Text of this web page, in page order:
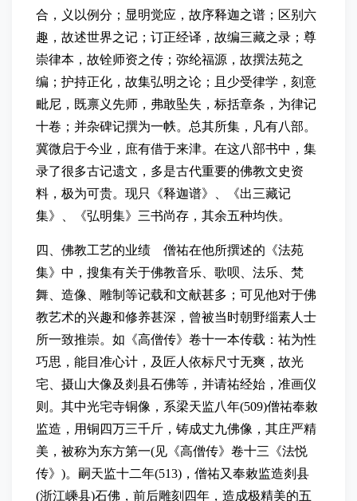
合，义以例分；显明觉应，故序释迦之谱；区别六
趣，故述世界之记；订正经译，故编三藏之录；尊
崇律本，故铨师资之传；弥纶福源，故撰法苑之
编；护持正化，故集弘明之论；且少受律学，刻意
毗尼，既禀义先师，弗敢坠失，标括章条，为律记
十卷；并杂碑记撰为一帙。总其所集，凡有八部。
冀微启于今业，庶有借于来津。在这八部书中，集
录了很多古记遗文，多是古代重要的佛教文史资
料，极为可贵。现只《释迦谱》、《出三藏记
集》、《弘明集》三书尚存，其余五种均佚。
四、佛教工艺的业绩 僧祐在他所撰述的《法苑
集》中，搜集有关于佛教音乐、歌呗、法乐、梵
舞、造像、雕制等记载和文献甚多；可见他对于佛
教艺术的兴趣和修养甚深，曾被当时朝野缁素人士
所一致推崇。如《高僧传》卷十一本传载：祐为性
巧思，能目准心计，及匠人依标尺寸无爽，故光
宅、摄山大像及剡县石佛等，并请祐经始，准画仪
则。其中光宅寺铜像，系梁天监八年(509)僧祐奉敕
监造，用铜四万三千斤，铸成丈九佛像，其庄严精
美，被称为东方第一(见《高僧传》卷十三《法悦
传》)。嗣天监十二年(513)，僧祐又奉敕监造剡县
(浙江嵊县)石佛，前后雕刻四年，造成极精美的五